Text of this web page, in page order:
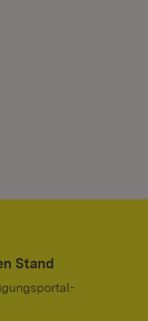
Stand